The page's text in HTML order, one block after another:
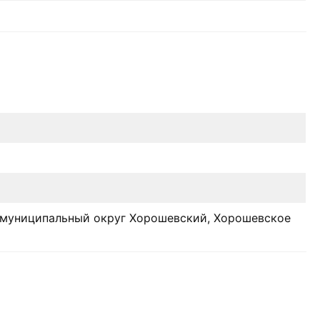
муниципальный округ Хорошевский, Хорошевское